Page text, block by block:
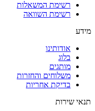
רשימת המשאלות
רשימת השוואה
מידע
אודותינו
בלוג
מותגים
משלוחים והחזרות
בדיקת אחריות
תנאי שירות